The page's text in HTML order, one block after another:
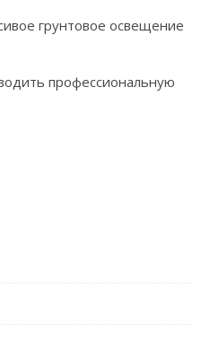
грунтовое освещение
профессиональную